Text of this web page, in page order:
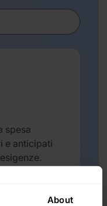
About
spesa
e anticipati